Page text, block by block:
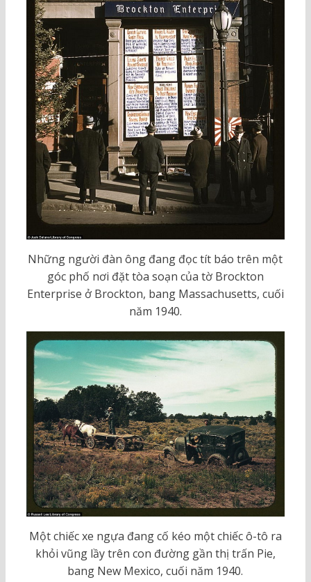
Những người đàn ông đang đọc tít báo trên một
góc phố nơi đặt tòa soạn của tờ Brockton
Enterprise ở Brockton, bang Massachusetts, cuối
năm 1940.
Một chiếc xe ngựa đang cố kéo một chiếc ô-tô ra
khỏi vũng lầy trên con đường gần thị trấn Pie,
bang New Mexico, cuối năm 1940.